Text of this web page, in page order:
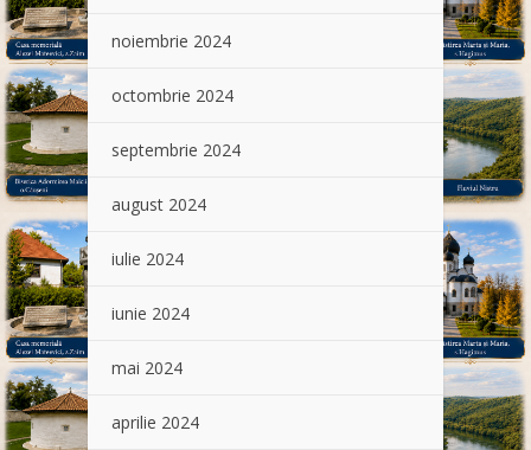
noiembrie 2024
octombrie 2024
septembrie 2024
august 2024
iulie 2024
iunie 2024
mai 2024
aprilie 2024